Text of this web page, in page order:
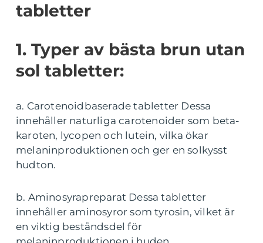
tabletter
1. Typer av bästa brun utan
sol tabletter:
a. Carotenoidbaserade tabletter Dessa
innehåller naturliga carotenoider som beta-
karoten, lycopen och lutein, vilka ökar
melaninproduktionen och ger en solkysst
hudton.
b. Aminosyrapreparat Dessa tabletter
innehåller aminosyror som tyrosin, vilket är
en viktig beståndsdel för